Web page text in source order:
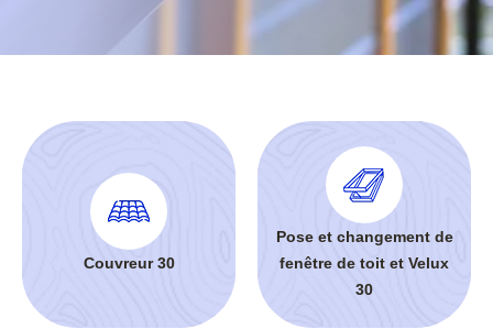
Couvreur 30
Pose et changement de
fenêtre de toit et Velux
30